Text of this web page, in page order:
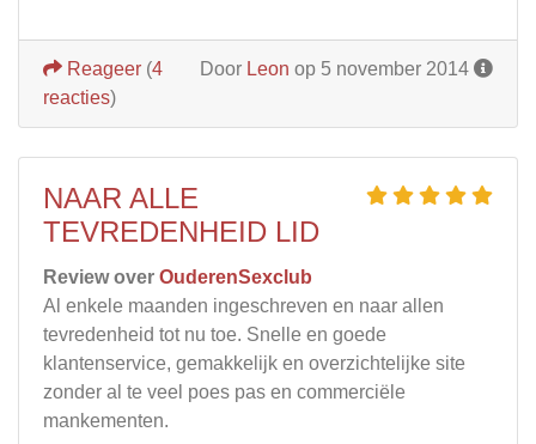
Door Leon op 5 november 2014
Reageer (4
reacties)
NAAR ALLE
TEVREDENHEID LID
Review over OuderenSexclub
Al enkele maanden ingeschreven en naar allen
tevredenheid tot nu toe. Snelle en goede
klantenservice, gemakkelijk en overzichtelijke site
zonder al te veel poes pas en commerciële
mankementen.